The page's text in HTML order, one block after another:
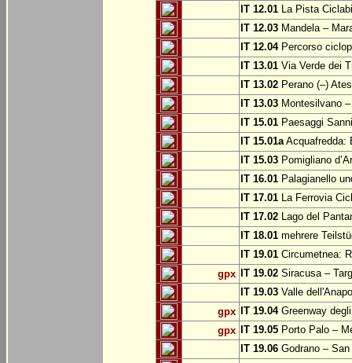
IT 12.01 La Pista
IT 12.03 Mandela –
IT 12.04Percorso
IT 13.01 Via Verde dei
IT 13.02 Perano (–)
IT 13.03 Montesilvano
IT 15.01 Paesaggi
IT 15.01aAcquafredda:
IT 15.03 Pomigliano
IT 16.01 Palagianello
IT 17.01 La Ferrovia
IT 17.02 Lago del
IT 18.01 mehrere
IT 19.01 Circumetnea:
gpx
IT 19.02 Siracusa –
IT 19.03 Valle
gpx
IT 19.04Greenway
gpx
IT 19.05 Porto Palo –
IT 19.06 Godrano – San